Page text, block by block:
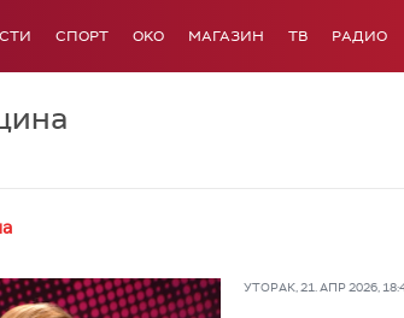
СПОРТ OKO МАГАЗИН ТВ РАДИО
УТОРАК, 21. АПР 2026,